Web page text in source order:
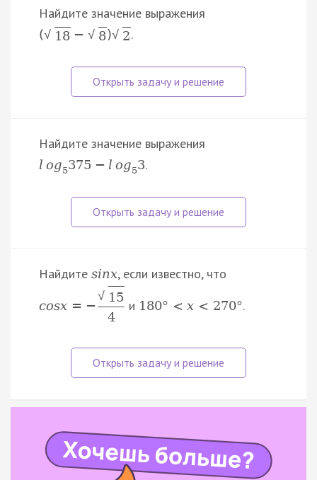
Найдите значение выражения
(√ 18 − √ 8)√ 2.
Найдите значение выражения
l og5375 − l og53.
Найдите sinx, если известно, что
cosx = −
√ 15
4
и 180° < x < 270°.